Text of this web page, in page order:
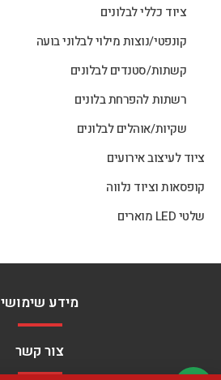
ציוד כללי לבלונים
קונפטי/נוצות מילוי לבלוני בועה
קשתות/סטנדים לבלונים
רשתות להפרחת בלונים
שקיות/אוהלים לבלונים
ציוד לעיצוב אירועים
קופסאות וציוד נלווה
שלטי LED מוארים
מידע שימושי
צור קשר